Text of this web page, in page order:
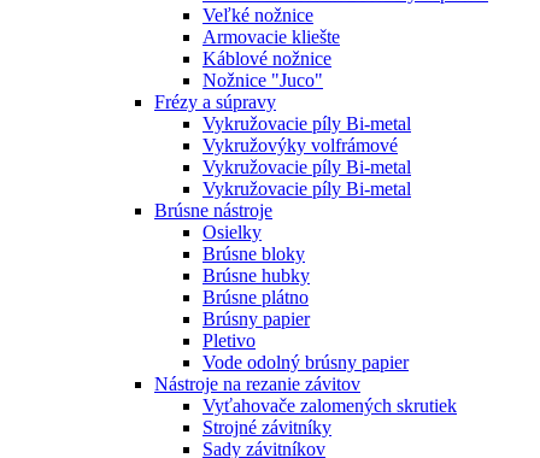
Veľké nožnice
Armovacie kliešte
Káblové nožnice
Nožnice "Juco"
Frézy a súpravy
Vykružovacie píly Bi-metal
Vykružovýky volfrámové
Vykružovacie píly Bi-metal
Vykružovacie píly Bi-metal
Brúsne nástroje
Osielky
Brúsne bloky
Brúsne hubky
Brúsne plátno
Brúsny papier
Pletivo
Vode odolný brúsny papier
Nástroje na rezanie závitov
Vyťahovače zalomených skrutiek
Strojné závitníky
Sady závitníkov